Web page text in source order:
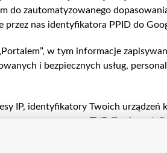
do zautomatyzowanego
przez nas identyfikatora PPID do
w tym informacje
i bezpiecznych usług,
IP, identyfikatory Twoich urządzeń
przez TVP, Zaufanych
lub dostęp do nich, wyboru
treści, wyboru